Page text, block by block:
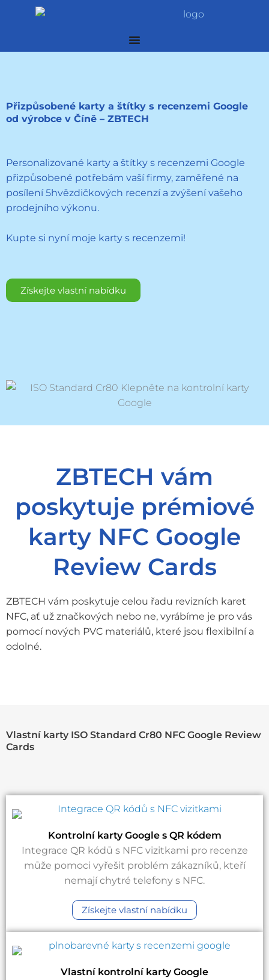
Přeskočit
Přizpůsobené karty a štítky s recenzemi Google
od výrobce v Číně – ZBTECH
Personalizované karty a štítky s recenzemi Google
přizpůsobené potřebám vaší firmy, zaměřené na
posílení 5hvězdičkových recenzí a zvýšení vašeho
prodejního výkonu.
Kupte si nyní moje karty s recenzemi!
Získejte vlastní nabídku
ZBTECH vám
poskytuje prémiové
karty NFC Google
Review Cards
ZBTECH vám poskytuje celou řadu revizních karet
NFC, ať už značkových nebo ne, vyrábíme je pro vás
pomocí nových PVC materiálů, které jsou flexibilní a
odolné.
Vlastní karty ISO Standard Cr80 NFC Google Review
Cards
Kontrolní karty Google s QR kódem
Integrace QR kódů s NFC vizitkami pro recenze
může pomoci vyřešit problém zákazníků, kteří
nemají chytré telefony s NFC.
Získejte vlastní nabídku
Vlastní kontrolní karty Google